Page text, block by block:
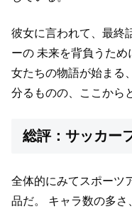
彼女に言われて、最終
ーの 未来を背負うため
女たちの物語が始まる
分るものの、ここから
総評：サッカー
全体的にみてスポーツ
品だ。
キャラ数の多さ